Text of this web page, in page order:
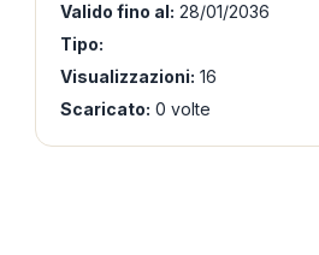
Valido fino al: 28/01/2036
Tipo:
Visualizzazioni: 16
Scaricato: 0 volte